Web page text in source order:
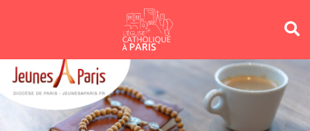
Votre recherche OK
Panneau de gestion des cookies